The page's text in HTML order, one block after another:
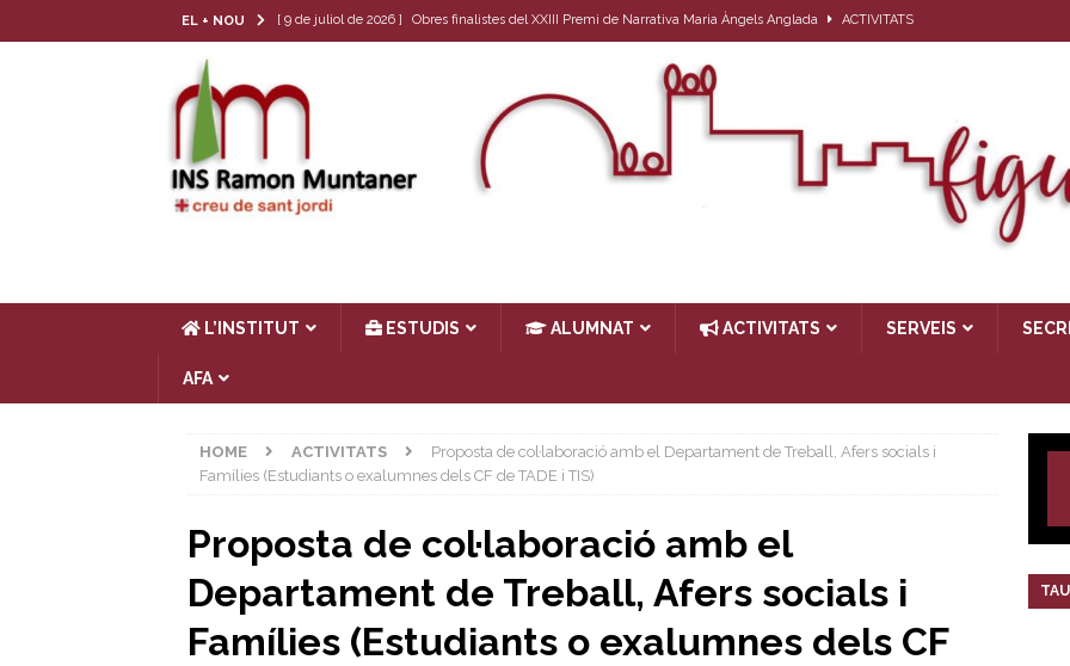
EL + NOU [ 9 de juliol de 2026 ] Obres finalistes del XXIII Premi de Narrativa Maria Àngels Anglada ACTIVITATS
Tria de matèria optativa per a l’alumnat que el proper curs farà 1r d’ESO
[ 17 de juny de 2026 ] Llibres de text 26-27 ACTIVITATS
Les cròniques del Club de lectura: Passat, futur i… present ACTIVITATS
[ 17 de juliol de 2026 ] Horari d’estiu
L’INSTITUT ESTUDIS ALUMNAT ACTIVITATS SERVEIS
AFA
HOME ACTIVITATS
Proposta de col·laboració amb el Departament de Treball, Afers socials i
Famílies (Estudiants o exalumnes dels CF de TADE i TIS)
Proposta de col·laboració amb el
Departament de Treball, Afers socials i
Famílies (Estudiants o exalumnes dels CF